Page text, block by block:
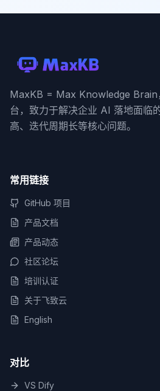
MaxKB = Max Knowledge Brain
台，致力于解决企业 AI 落地面临
高、迭代周期长等核心问题。
常用链接
GitHub 项目
产品文档
产品动态
社区论坛
培训认证
关于飞致云
English
对比
VS Dify